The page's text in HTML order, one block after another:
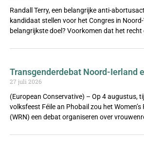
Randall Terry, een belangrijke anti-
kandidaat stellen voor het Congres in
belangrijkste doel? Voorkomen dat het recht
Transgenderdebat Noord-Ierland
27 juli 2026
(European Conservative) – Op 4 augustus,
volksfeest Féile an Phobail zou het
(WRN) een debat organiseren over